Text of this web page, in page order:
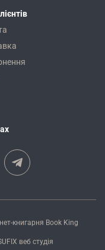
книгарня Book King
веб студія